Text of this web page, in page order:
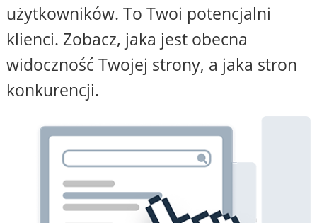
użytkowników. To Twoi potencjalni
klienci. Zobacz, jaka jest obecna
widoczność Twojej strony, a jaka stron
konkurencji.